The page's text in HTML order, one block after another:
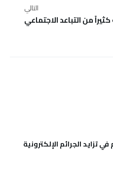
التالي
من التباعد الاجتماعي
تزايد الجرائم الإلكترونية